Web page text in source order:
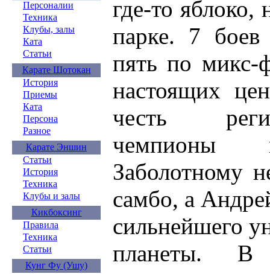
Персоналии
Техника
Клубы, залы
Ката
Статьи
Карате Шотокан
История
Приемы
Ката
Персона
Разное
Карате Эншин
Статьи
История
Техника
Клубы и залы
Кикбоксинг
Правила
Техника
Статьи
Кунг Фу (Ушу)
где-то яблоко,
парке. 7
пять по микс-
настоящих
честь
чемпионы
Заболотному
самбо, а
сильнейшего
планеты. В